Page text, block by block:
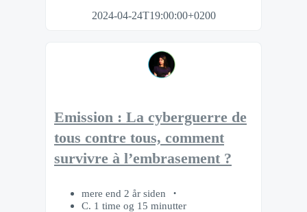
2024-04-24T19:00:00+0200
Emission : La cyberguerr e de
tous contre tous, comment
survivre à l’embrasement ?
mere end 2 år siden
C. 1 time og 15 minutter